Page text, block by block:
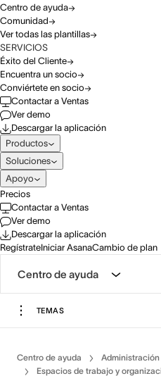
Centro de ayuda
Comunidad
Ver todas las plantillas
SERVICIOS
Éxito del Cliente
Encuentra un socio
Conviértete en socio
Contactar a Ventas
Ver demo
Descargar la aplicación
Productos
Soluciones
Apoyo
Precios
Contactar a Ventas
Ver demo
Descargar la aplicación
RegístrateIniciar AsanaCambio de plan
Centro de ayuda
TEMAS
Centro de ayuda
Espacios de trabajo y